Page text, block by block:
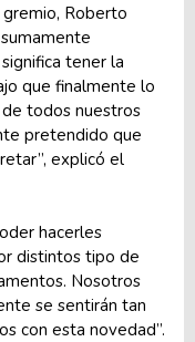
Roberto
tener la
que finalmente lo
todos nuestros
pretendido que
explicó el
hacerles
distintos tipo de
Nosotros
se sentirán tan
con esta novedad”.